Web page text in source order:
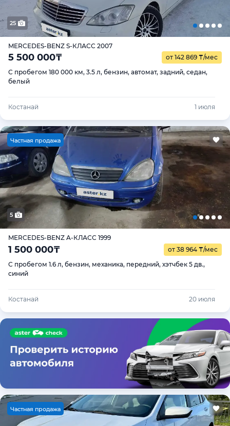
25
MERCEDES-BENZ S-КЛАСС 2007
5 500 000₸ от 142 869 ₸/мес
С пробегом 180 000 км, 3.5 л, бензин, автомат, задний, седан,
белый
Костанай 1 июля
Частная продажа
5
MERCEDES-BENZ A-КЛАСС 1999
1 500 000₸ от 38 964 ₸/мес
С пробегом 1.6 л, бензин, механика, передний, хэтчбек 5 дв.,
синий
Костанай 20 июля
Частная продажа